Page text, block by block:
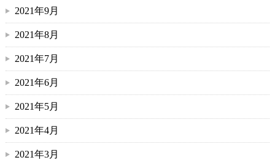
2021年9月
2021年8月
2021年7月
2021年6月
2021年5月
2021年4月
2021年3月